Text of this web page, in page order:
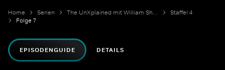
Home Serien The UnXplained mit William Shatner
Staffel 4
Folge 7
EPISODENGUIDE DETAILS